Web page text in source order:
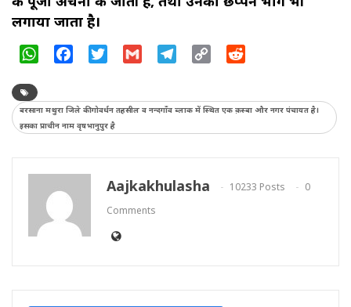
लगाया जाता है।
WhatsAppFacebookTwitter Gmail Telegram
Copy
बरसाना मथुरा जिले की गोवर्धन तहसील व नन्दगाँव ब्लाक में स्थित एक क़स्बा और नगर पंचायत है।
इसका प्राचीन नाम वृषभानुपुर है
Aajkakhulasha 10233 Posts
0
Comments